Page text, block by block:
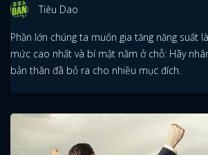
Tiêu Dao
Phần lớn chúng ta muốn gia tăng năng suất
mức cao nhất và bí mật nằm ở chỗ: Hãy
bản thân đã bỏ ra cho nhiều mục đích.